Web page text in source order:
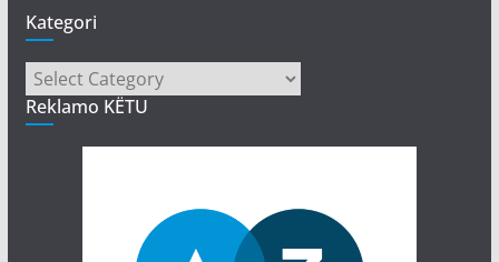
Kategori
Kategori
Reklamo KËTU